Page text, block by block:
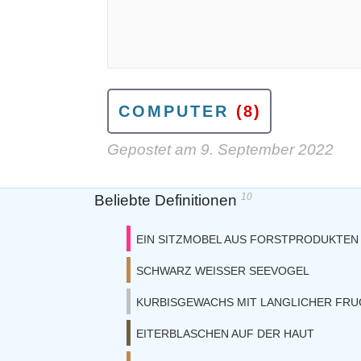
COMPUTER (8)
Gepostet am 9. September 2022
Beliebte Definitionen 10
EIN SITZMOBEL AUS FORSTPRODUKTEN
SCHWARZ WEISSER SEEVOGEL
KURBISGEWACHS MIT LANGLICHER
EITERBLASCHEN AUF DER HAUT